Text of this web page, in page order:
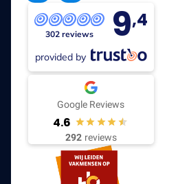
302 reviews 9,4
provided by
Google Reviews
4.6
292 reviews